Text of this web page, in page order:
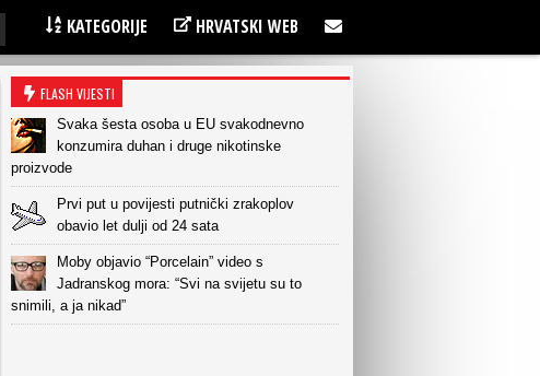
KATEGORIJE HRVATSKI WEB
FLASH VIJESTI
Svaka šesta osoba u EU svakodnevno
konzumira duhan i druge nikotinske
proizvode
Prvi put u povijesti putnički zrakoplov
obavio let dulji od 24 sata
Moby objavio “Porcelain” video s
Jadranskog mora: “Svi na svijetu su to
snimili, a ja nikad”